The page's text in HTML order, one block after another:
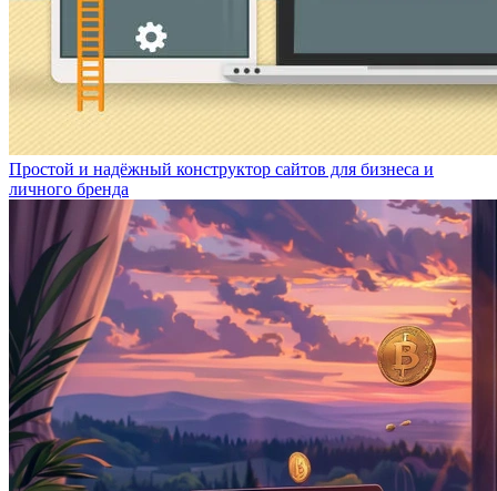
Простой и надёжный конструктор сайтов для бизнеса и
личного бренда